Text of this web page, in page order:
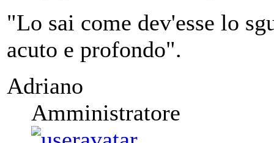
"Lo sai come dev'esse lo
acuto e profondo".
Adriano
Amministratore